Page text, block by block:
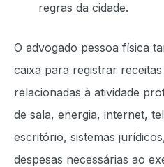
regras da cidade.
O advogado pessoa física
caixa para registrar
relacionadas à atividade
de sala, energia, internet,
escritório, sistemas
despesas necessárias ao